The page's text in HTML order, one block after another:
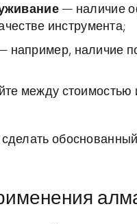
— наличие
инструмента;
например, наличие
между стоимостью